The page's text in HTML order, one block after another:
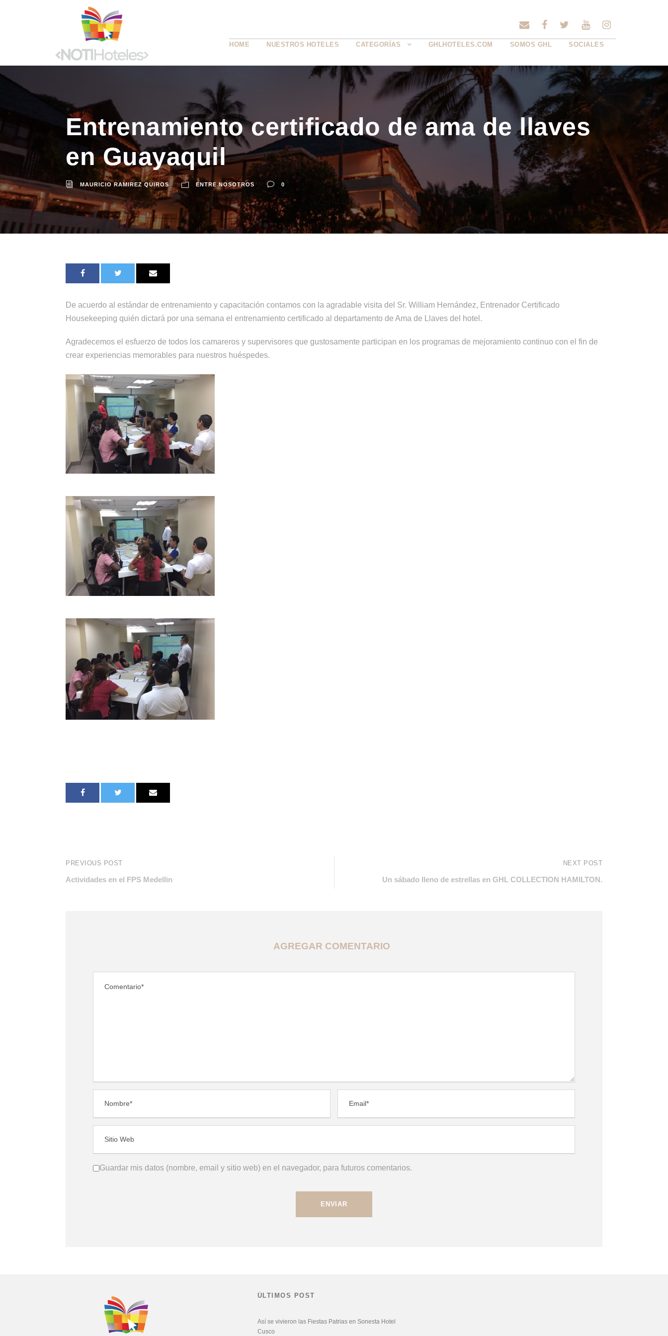
HOME NUESTROS HOTELES CATEGORÍAS GHLHOTELES.COM SOMOS GHL SOCIALES
Entrenamiento certificado de ama de llaves
en Guayaquil
MAURICIO RAMIREZ QUIROS ENTRE NOSOTROS 0
De acuerdo al estándar de entrenamiento y capacitación contamos con la agradable visita del Sr. William Hernández, Entrenador Certificado
Housekeeping quién dictará por una semana el entrenamiento certificado al departamento de Ama de Llaves del hotel.
Agradecemos el esfuerzo de todos los camareros y supervisores que gustosamente participan en los programas de mejoramiento continuo con el fin de
crear experiencias memorables para nuestros huéspedes.
PREVIOUS POST
Actividades en el FPS Medellin
NEXT POST
Un sábado lleno de estrellas en GHL COLLECTION HAMILTON.
AGREGAR COMENTARIO
Guardar mis datos (nombre, email y sitio web) en el navegador, para futuros comentarios.
ÚLTIMOS POST
Así se vivieron las Fiestas Patrias en Sonesta Hotel
Cusco